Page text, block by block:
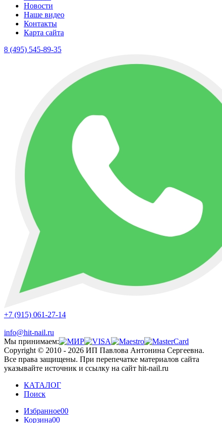
Новости
Наше видео
Контакты
Карта сайта
8 (495) 545-89-35
+7 (915) 061-27-14
info@hit-nail.ru
Мы принимаем:
Copyright © 2010 - 2026 ИП Павлова Антонина Сергеевна.
Все права защищены. При перепечатке материалов сайта
указывайте источник и ссылку на сайт hit-nail.ru
КАТАЛОГ
Поиск
Избранное00
Корзина00